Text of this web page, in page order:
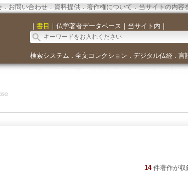
． お問い合わせ． 資料提供．著作権について．当サイトの内容
｜ 書目 ｜ 仏学著者データベース ｜ 当サイト内 ｜
検索システム ． 全文コレクション ． デジタル仏経． 言
14 件著作が収